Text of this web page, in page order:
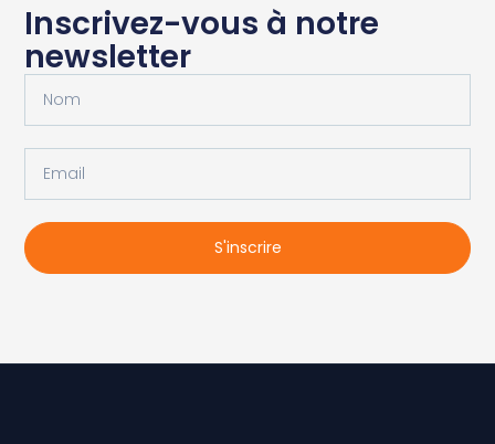
Inscrivez-vous à notre
newsletter
S'inscrire